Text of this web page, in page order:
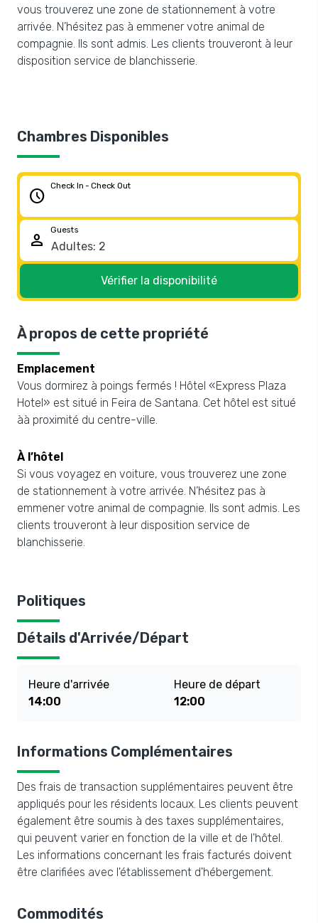
vous trouverez une zone de stationnement à votre
arrivée. N’hésitez pas à emmener votre animal de
compagnie. Ils sont admis. Les clients trouveront à leur
disposition service de blanchisserie.
Chambres Disponibles
schedule
Check In - Check Out
person
Guests
Vérifier la disponibilité
À propos de cette propriété
Emplacement
Vous dormirez à poings fermés ! Hôtel «Express Plaza
Hotel» est situé in Feira de Santana. Cet hôtel est situé
àà proximité du centre-ville.
À l’hôtel
Si vous voyagez en voiture, vous trouverez une zone
de stationnement à votre arrivée. N’hésitez pas à
emmener votre animal de compagnie. Ils sont admis. Les
clients trouveront à leur disposition service de
blanchisserie.
Politiques
Détails d'Arrivée/Départ
Heure d'arrivée
14:00
Heure de départ
12:00
Informations Complémentaires
Des frais de transaction supplémentaires peuvent être
appliqués pour les résidents locaux. Les clients peuvent
également être soumis à des taxes supplémentaires,
qui peuvent varier en fonction de la ville et de l'hôtel.
Les informations concernant les frais facturés doivent
être clarifiées avec l'établissement d'hébergement.
Commodités